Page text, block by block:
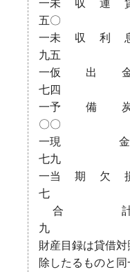
一未 収 運
五〇
一未 収 利
九五
一仮 出 金
七四
一予 備
〇〇
一現 金
七九
一当 期 欠
七
合 計 七
九
財産目録は貸借
除したるものと